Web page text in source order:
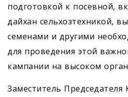
подготовкой к посевной,
дайхан сельхозтехникой,
семенами и другими
для проведения этой
кампании на высоком
Заместитель